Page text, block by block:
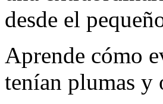
desde el
Aprende cómo
tenían plumas y